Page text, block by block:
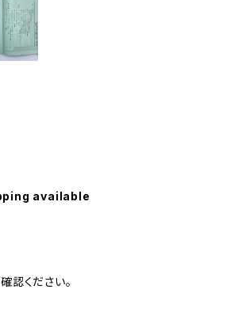
available
認ください。